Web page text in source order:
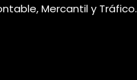
Mercantil y Tráfico.